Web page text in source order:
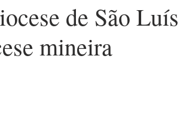
de São Luís
mineira